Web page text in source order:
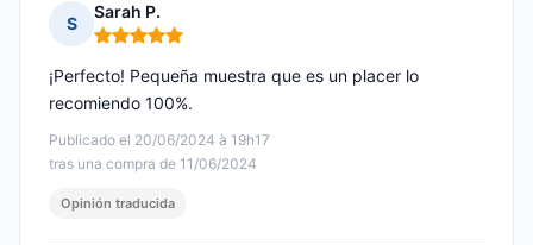
S
Sarah P.
Nota: 5 de 5
Publicado el 20/06/2024 à 19h17
tras una compra de 11/06/2024
¡Perfecto! Pequeña muestra que es un placer lo
recomiendo 100%.
Opinión traducida